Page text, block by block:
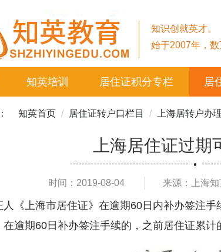
知识创就英才。
始于2007年，数
知英培训 居住证积分专栏 居
知英首页 居住证转户口栏目 上海居转户办
上海居住证过期
时间：2019-08-04 来源：上海
人《上海市居住证》在逾期60日内补办签注
在逾期60日补办签注手续的，之前居住证累计